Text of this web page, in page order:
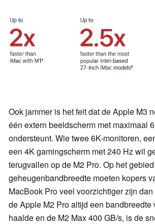
Ook jammer is het feit dat de Apple M3
één extern beeldscherm met maximaal
ondersteunt. Wie twee 6K-monitoren,
een 4K gamingscherm met 240 Hz wil
terugvallen op de M2 Pro. Op het
geheugenbandbreedte moeten kopers
MacBook Pro veel voorzichtiger zijn
de Apple M2 Pro altijd een bandbreedte
haalde en de M2 Max 400 GB/s, is de